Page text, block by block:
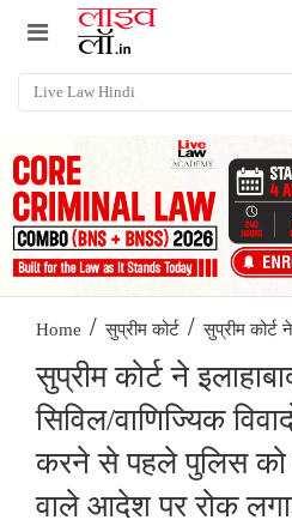
Home / सुप्रीम कोर्ट / सुप्रीम कोर्ट
सुप्रीम कोर्ट ने
सिविल/वाणिज्यिक
करने से पहले पुलिस
वाले आदेश पर रोक